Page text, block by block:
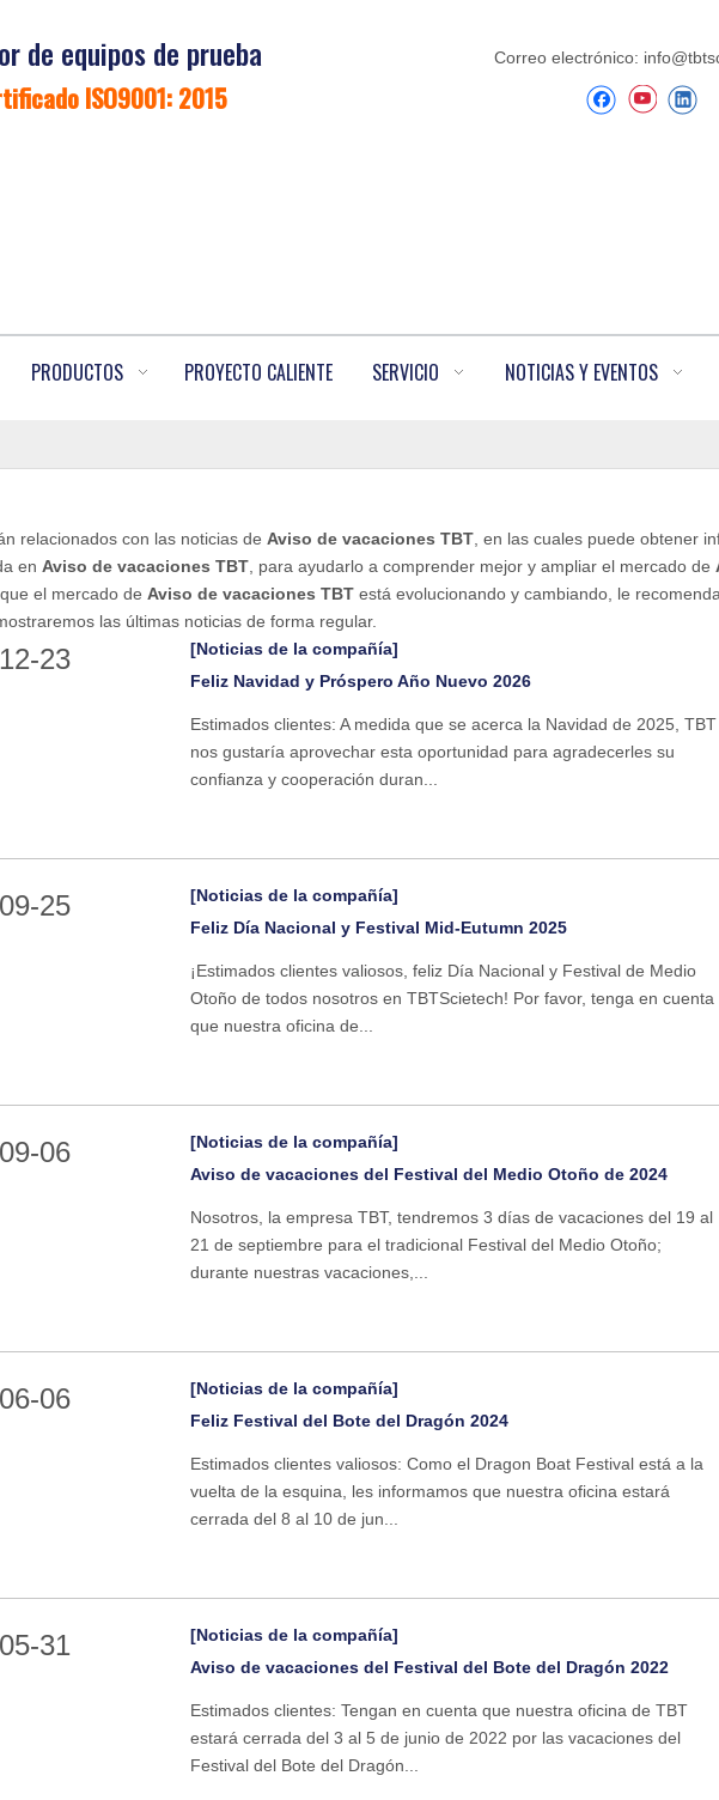
de equipos de prueba
ISO9001: 2015
Correo electrónico:
PRODUCTOS PROYECTO CALIENTE SERVICIO NOTICIAS Y EVENTOS
relacionados con las noticias de Aviso de vacaciones TBT , en las cuales puede obtener
en Aviso de vacaciones TBT , para ayudarlo a comprender mejor y ampliar el mercado de
el mercado de Aviso de vacaciones TBT está evolucionando y cambiando, le
las últimas noticias de forma regular.
23
[Noticias de la compañía]
Feliz Navidad y Próspero Año Nuevo 2026
Estimados clientes: A medida que se acerca la Navidad de 2025, TBT
nos gustaría aprovechar esta oportunidad para agradecerles su
confianza y cooperación duran...
25
[Noticias de la compañía]
Feliz Día Nacional y Festival Mid-Eutumn 2025
¡Estimados clientes valiosos, feliz Día Nacional y Festival de Medio
Otoño de todos nosotros en TBTScietech! Por favor, tenga en cuenta
que nuestra oficina de...
06
[Noticias de la compañía]
Aviso de vacaciones del Festival del Medio Otoño de 2024
Nosotros, la empresa TBT, tendremos 3 días de vacaciones del 19 al
21 de septiembre para el tradicional Festival del Medio Otoño;
durante nuestras vacaciones,...
06
[Noticias de la compañía]
Feliz Festival del Bote del Dragón 2024
Estimados clientes valiosos: Como el Dragon Boat Festival está a la
vuelta de la esquina, les informamos que nuestra oficina estará
cerrada del 8 al 10 de jun...
31
[Noticias de la compañía]
Aviso de vacaciones del Festival del Bote del Dragón 2022
Estimados clientes: Tengan en cuenta que nuestra oficina de TBT
estará cerrada del 3 al 5 de junio de 2022 por las vacaciones del
Festival del Bote del Dragón...